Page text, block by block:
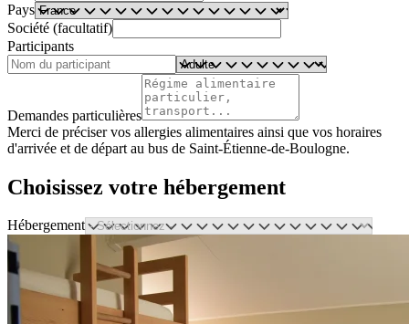
Pays
Société (facultatif)
Participants
Demandes particulières
Merci de préciser vos allergies alimentaires ainsi que vos horaires
d'arrivée et de départ au bus de Saint-Étienne-de-Boulogne.
Choisissez votre hébergement
Hébergement